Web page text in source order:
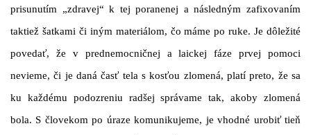
prisunutím „zdravej“ k tej poranenej a následným zafixovaním
taktiež šatkami či iným materiálom, čo máme po ruke. Je dôležité
povedať, že v prednemocničnej a laickej fáze prvej pomoci
nevieme, či je daná časť tela s kosťou zlomená, platí preto, že sa
ku každému podozreniu radšej správame tak, akoby zlomená
bola. S človekom po úraze komunikujeme, je vhodné urobiť tieň